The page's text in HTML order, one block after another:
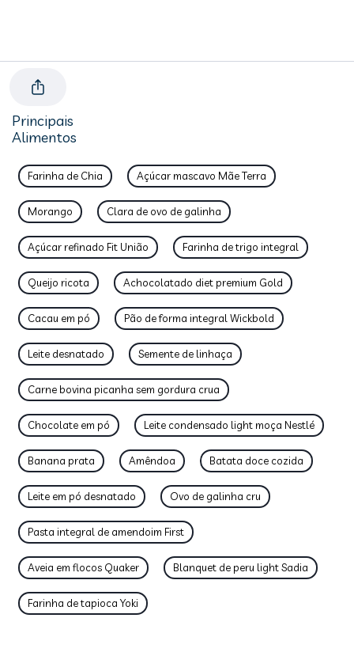
Principais
Alimentos
Farinha de Chia Açúcar mascavo Mãe Terra
Morango Clara de ovo de galinha
Açúcar refinado Fit União Farinha de trigo integral
Queijo ricota Achocolatado diet premium Gold
Cacau em pó Pão de forma integral Wickbold
Leite desnatado Semente de linhaça
Carne bovina picanha sem gordura crua
Chocolate em pó Leite condensado light moça Nestlé
Banana prata Amêndoa Batata doce cozida
Leite em pó desnatado Ovo de galinha cru
Pasta integral de amendoim First
Aveia em flocos Quaker Blanquet de peru light Sadia
Farinha de tapioca Yoki